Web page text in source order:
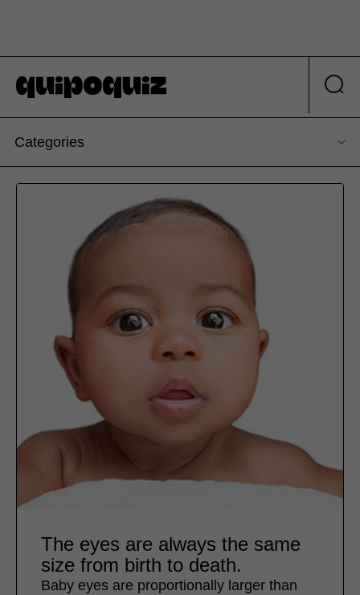
Categories
The eyes are always the same
size from birth to death.
Baby eyes are proportionally larger than